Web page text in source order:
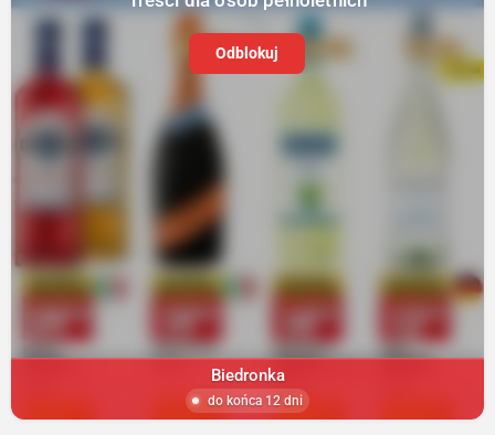
Odblokuj
Biedronka
do końca 12 dni